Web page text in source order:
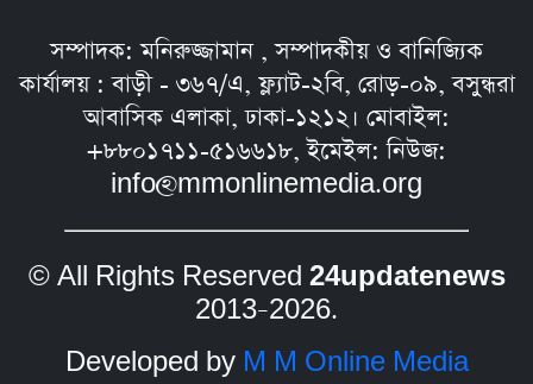
সম্পাদক: মনিরুজ্জামান , সম্পাদকীয় ও বানিজ্যিক
কার্যালয় : বাড়ী - ৩৬৭/এ, ফ্ল্যাট-২বি, রোড়-০৯, বসুন্ধরা
আবাসিক এলাকা, ঢাকা-১২১২। মোবাইল:
+৮৮০১৭১১-৫১৬৬১৮, ইমেইল: নিউজ:
info@mmonlinemedia.org
© All Rights Reserved 24updatenews
2013–2026.
Developed by M M Online Media